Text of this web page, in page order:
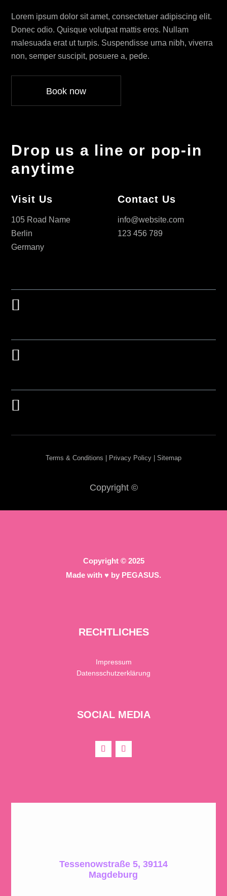
Lorem ipsum dolor sit amet, consectetuer adipiscing elit.
Donec odio. Quisque volutpat mattis eros. Nullam
malesuada erat ut turpis. Suspendisse urna nibh, viverra
non, semper suscipit, posuere a, pede.
Book now
Drop us a line or pop-in
anytime
Visit Us
105 Road Name
Berlin
Germany
Contact Us
info@website.com
123 456 789
Terms & Conditions Privacy Policy Sitemap
Copyright ©
Copyright © 2025
Made with ♥ by PEGASUS.
RECHTLICHES
Impressum
Datensschutzerklärung
SOCIAL MEDIA
Tessenowstraße 5, 39114
Magdeburg